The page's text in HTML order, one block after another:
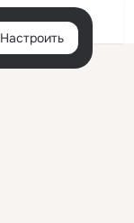
Настроить